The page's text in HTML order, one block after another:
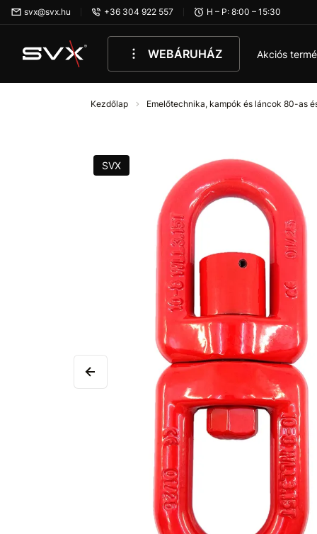
Ugrás az oldal fő részéhez
svx@svx.hu +36 304 922 557 H – P: 8:00 – 15:30
WEBÁRUHÁZ Akciós
Kezdőlap Emelőtechnika, kampók és láncok 80-as
SVX